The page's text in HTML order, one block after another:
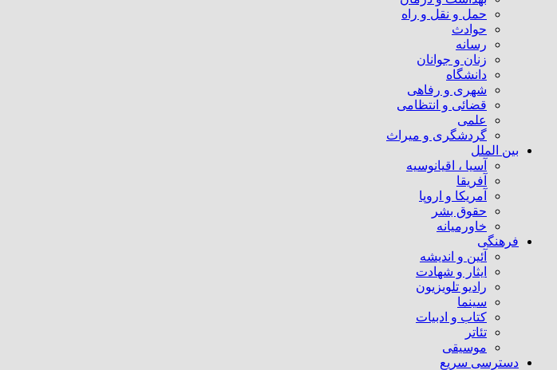
حمل و نقل و راه
حوادث
رسانه
زنان و جوانان
دانشگاه
شهری و رفاهی
قضائی و انتظامی
علمی
گردشگری و میراث
بین الملل
آسیا ، اقیانوسیه
آفریقا
آمریکا و اروپا
حقوق بشر
خاورمیانه
فرهنگی
آئین و اندیشه
ایثار و شهادت
رادیو تلویزیون
سینما
کتاب و ادبیات
تئاتر
موسیقی
دسترسی سریع